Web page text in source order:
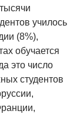
училось
(8%),
обучается
это число
студентов